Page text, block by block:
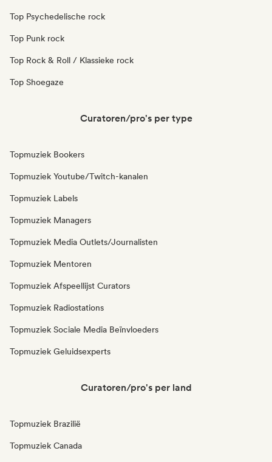
Top Psychedelische rock
Top Punk rock
Top Rock & Roll / Klassieke rock
Top Shoegaze
Curatoren/pro's per type
Topmuziek Bookers
Topmuziek Youtube/Twitch-kanalen
Topmuziek Labels
Topmuziek Managers
Topmuziek Media Outlets/Journalisten
Topmuziek Mentoren
Topmuziek Afspeellijst Curators
Topmuziek Radiostations
Topmuziek Sociale Media Beïnvloeders
Topmuziek Geluidsexperts
Curatoren/pro's per land
Topmuziek Brazilië
Topmuziek Canada